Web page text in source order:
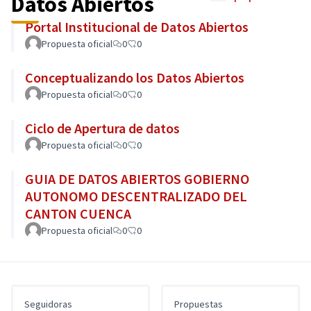
y metodológicos requeridos para la publicación de
datos, para lo cual, es indispensable la generación de
procesos participativos de retroalimentación a su
Portal Institucional de Datos Abiertos
Propuesta oficial 0 0
Conceptualizando los Datos Abiertos
Propuesta oficial 0 0
Ciclo de Apertura de datos
Propuesta oficial 0 0
GUIA DE DATOS ABIERTOS GOBIERNO
AUTONOMO DESCENTRALIZADO DEL
CANTON CUENCA
Propuesta oficial 0 0
Seguidoras Propuestas